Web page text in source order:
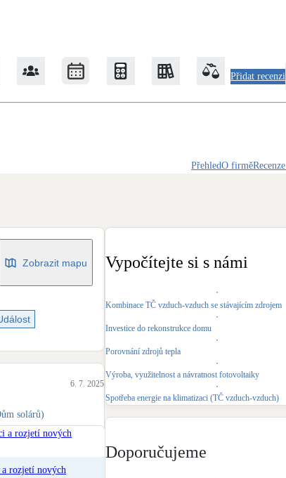
Přidat recenzi
Tepelná čerpadla na chlazení
Rekonstrukce
Novostavby
Kamna / krby
Doplňkové zdroje vytápění
Vegetační střechy
PřehledO firměRecenze
Zobrazit mapu
6. 7. 2025
solárů)
rozjetí nových
Vypočítejte si s námi
Kombinace TČ vzduch-vzduch se stávajícím zdrojem
Investice do rekonstrukce domu
Porovnání zdrojů tepla
Výroba, využitelnost a návratnost fotovoltaiky
Spotřeba energie na klimatizaci (TČ vzduch-vzduch)
Doporučujeme